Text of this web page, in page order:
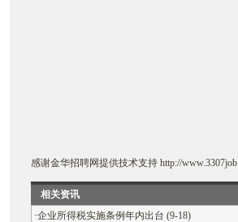
出处
感谢金华招聘网提供技术支持 http://
相关资讯
·企业所得税实施条例年内出台 (9-18)